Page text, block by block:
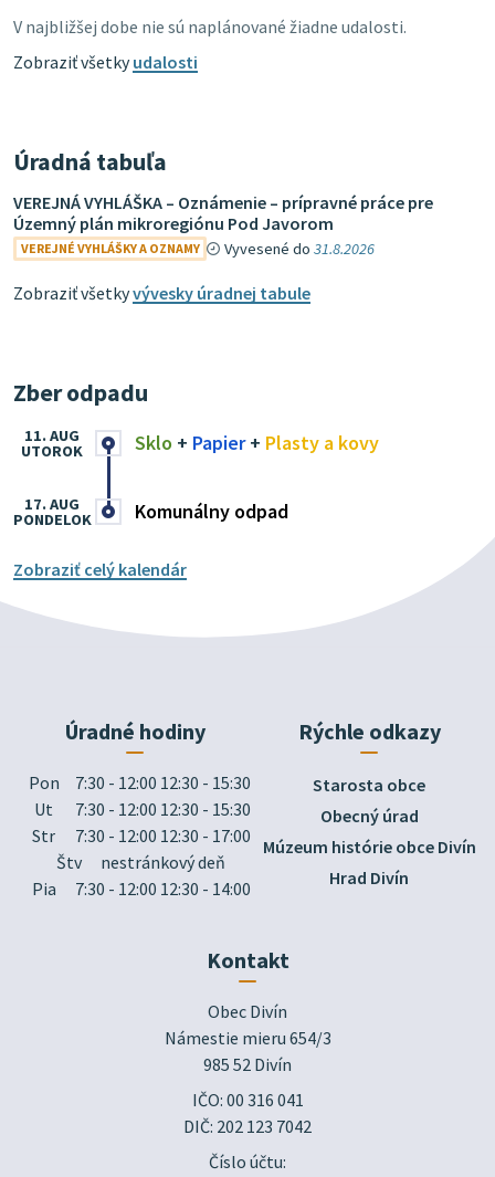
V najbližšej dobe nie sú naplánované žiadne udalosti.
Zobraziť všetkyudalosti
Úradná tabuľa
VEREJNÁ VYHLÁŠKA – Oznámenie – prípravné práce pre
Územný plán mikroregiónu Pod Javorom
VEREJNÉ VYHLÁŠKY A OZNAMY Vyvesené do31.8.2026
Zobraziť všetkyvývesky úradnej tabule
Zber odpadu
Sklo + Papier+ Plasty a kovy
11. AUG
UTOROK
Komunálny odpad
17. AUG
PONDELOK
Zobraziť celý kalendár
Úradné hodiny
Pon
7:30 - 12:00 12:30 - 15:30
Ut
7:30 - 12:00 12:30 - 15:30
Str
7:30 - 12:00 12:30 - 17:00
Štv
nestránkový deň
Pia
7:30 - 12:00 12:30 - 14:00
Rýchle odkazy
Starosta obce
Obecný úrad
Múzeum histórie obce Divín
Hrad Divín
Kontakt
Obec Divín
Námestie mieru 654/3
985 52 Divín
IČO: 00 316 041
DIČ: 202 123 7042
Číslo účtu: